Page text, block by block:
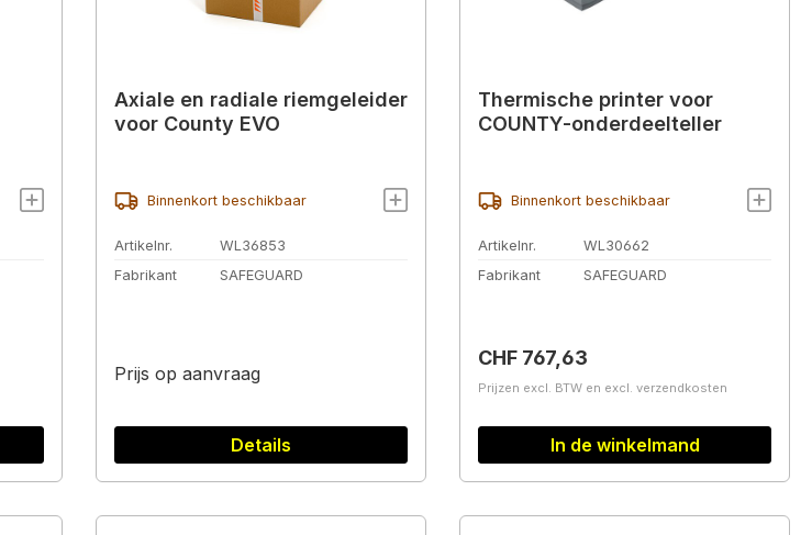
Axiale en radiale riemgeleider
voor County EVO
Binnenkort beschikbaar
Artikelnr.
WL36853
Fabrikant
SAFEGUARD
Prijs op aanvraag
Details
Thermische printer voor
COUNTY-onderdeelteller
Binnenkort beschikbaar
Artikelnr.
WL30662
Fabrikant
SAFEGUARD
Normale prijs:
CHF 767,63
Prijzen excl. BTW en excl. verzendkosten
In de winkelmand